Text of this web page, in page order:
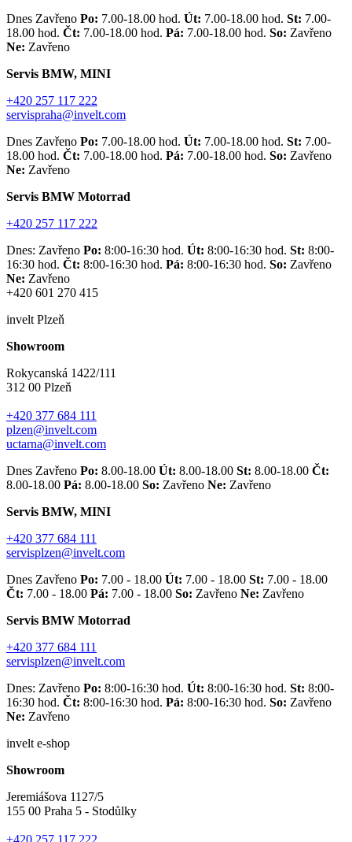
Dnes Zavřeno Po: 7.00-18.00 hod. Út: 7.00-18.00 hod. St: 7.00-
18.00 hod. Čt: 7.00-18.00 hod. Pá: 7.00-18.00 hod. So: Zavřeno
Ne: Zavřeno
Servis BMW, MINI
+420 257 117 222
servispraha@invelt.com
Dnes Zavřeno Po: 7.00-18.00 hod. Út: 7.00-18.00 hod. St: 7.00-
18.00 hod. Čt: 7.00-18.00 hod. Pá: 7.00-18.00 hod. So: Zavřeno
Ne: Zavřeno
Servis BMW Motorrad
+420 257 117 222
Dnes: Zavřeno Po: 8:00-16:30 hod. Út: 8:00-16:30 hod. St: 8:00-
16:30 hod. Čt: 8:00-16:30 hod. Pá: 8:00-16:30 hod. So: Zavřeno
Ne: Zavřeno
+420 601 270 415
invelt Plzeň
Showroom
Rokycanská 1422/111
312 00 Plzeň
+420 377 684 111
plzen@invelt.com
uctarna@invelt.com
Dnes Zavřeno Po: 8.00-18.00 Út: 8.00-18.00 St: 8.00-18.00 Čt:
8.00-18.00 Pá: 8.00-18.00 So: Zavřeno Ne: Zavřeno
Servis BMW, MINI
+420 377 684 111
servisplzen@invelt.com
Dnes Zavřeno Po: 7.00 - 18.00 Út: 7.00 - 18.00 St: 7.00 - 18.00
Čt: 7.00 - 18.00 Pá: 7.00 - 18.00 So: Zavřeno Ne: Zavřeno
Servis BMW Motorrad
+420 377 684 111
servisplzen@invelt.com
Dnes: Zavřeno Po: 8:00-16:30 hod. Út: 8:00-16:30 hod. St: 8:00-
16:30 hod. Čt: 8:00-16:30 hod. Pá: 8:00-16:30 hod. So: Zavřeno
Ne: Zavřeno
invelt e-shop
Showroom
Jeremiášova 1127/5
155 00 Praha 5 - Stodůlky